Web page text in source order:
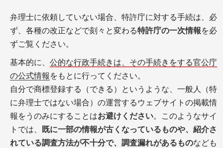
弁理士に依頼していない場合、特許庁に対する手続は、必
ず、各種の改正などで刻々と変わる特許庁の一次情報を必
ずご覧ください。
基本的に、 公的な行政手続きは、その手続きをする官公庁
の公式情報 をもとに行ってください。
自分で商標登録する（できる）というような、一般人（特
に弁理士ではない場合）の運営するウェブサイトの掲載情
報をうのみにすることはお避けください。このようなサイ
トでは、
既に一部の情報が古くなっているものや、紹介さ
れている調査方法が不十分で、調査漏れがあるものなども